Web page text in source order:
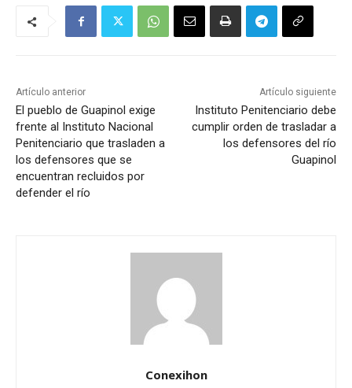
Artículo anterior
El pueblo de Guapinol exige
frente al Instituto Nacional
Penitenciario que trasladen a
los defensores que se
encuentran recluidos por
defender el río
Artículo siguiente
Instituto Penitenciario debe
cumplir orden de trasladar a
los defensores del río
Guapinol
Conexihon